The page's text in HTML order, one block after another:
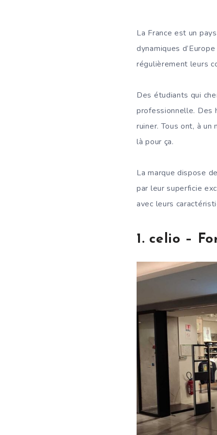
La France est un
dynamiques
régulièrement leurs
Des étudiants qui
professionnelle. Des
ruiner. Tous ont, à un
là pour ça.
La marque dispose
par leur superficie
avec leurs
1. celio –